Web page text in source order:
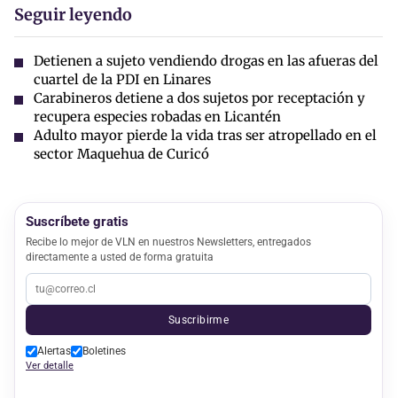
Seguir leyendo
Detienen a sujeto vendiendo drogas en las afueras del
cuartel de la PDI en Linares
Carabineros detiene a dos sujetos por receptación y
recupera especies robadas en Licantén
Adulto mayor pierde la vida tras ser atropellado en el
sector Maquehua de Curicó
Suscríbete gratis
Recibe lo mejor de VLN en nuestros Newsletters, entregados
directamente a usted de forma gratuita
Suscribirme
Alertas Boletines
Ver detalle